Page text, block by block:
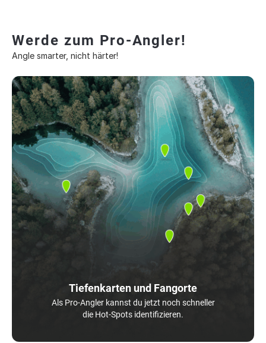
Werde zum Pro-Angler!
Angle smarter, nicht härter!
Tiefenkarten und Fangorte
Als Pro-Angler kannst du jetzt noch schneller
die Hot-Spots identifizieren.